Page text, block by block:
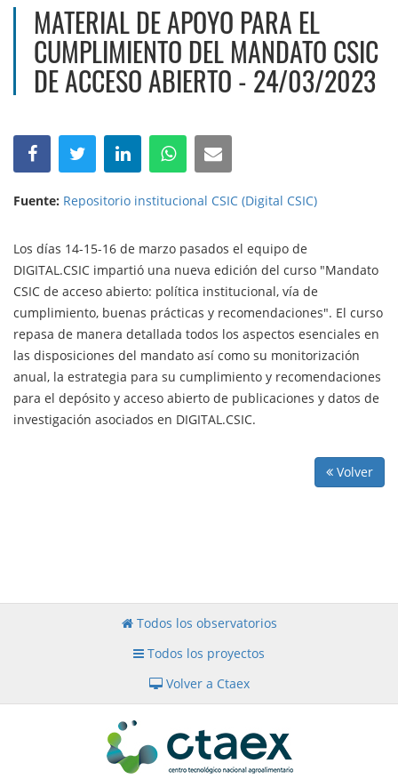
MATERIAL DE APOYO PARA EL
CUMPLIMIENTO DEL MANDATO CSIC
DE ACCESO ABIERTO - 24/03/2023
Fuente: Repositorio institucional CSIC (Digital CSIC)
Los días 14-15-16 de marzo pasados el equipo de
DIGITAL.CSIC impartió una nueva edición del curso "Mandato
CSIC de acceso abierto: política institucional, vía de
cumplimiento, buenas prácticas y recomendaciones". El curso
repasa de manera detallada todos los aspectos esenciales en
las disposiciones del mandato así como su monitorización
anual, la estrategia para su cumplimiento y recomendaciones
para el depósito y acceso abierto de publicaciones y datos de
investigación asociados en DIGITAL.CSIC.
Volver
Todos los observatorios
Todos los proyectos
Volver a Ctaex